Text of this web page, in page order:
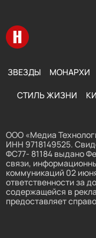
Перейти на главную
ЗВЕЗДЫ МОНАРХИ
СТИЛЬ ЖИЗНИ
ООО «Медиа
ИНН 9718149525.
ФС77- 81184 выдано
связи,
коммуникаций 02
ответственности за
содержащейся в
предоставляет